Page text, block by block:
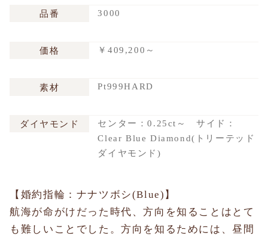
品番 3000
価格 ￥409,200～
素材 Pt999HARD
ダイヤモンド
センター：0.25ct～ サイド：
Clear Blue Diamond(トリーテッド
ダイヤモンド)
【婚約指輪：ナナツボシ(Blue)】
航海が命がけだった時代、方向を知ることはとて
も難しいことでした。方向を知るためには、昼間